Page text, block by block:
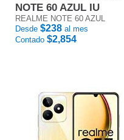
NOTE 60 AZUL IU
REALME NOTE 60 AZUL
Desde $238 al mes
Contado $2,854